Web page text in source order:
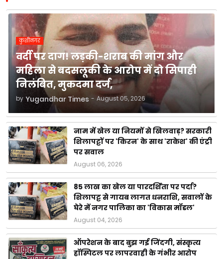
कुशीनगर
वर्दी पर दाग! लड़की-शराब की मांग और
महिला से बदसलूकी के आरोप में दो सिपाही
निलंबित, मुकदमा दर्ज,
by Yugandhar Times - August 05, 2026
नाम में खेल या नियमों से खिलवाड़? सरकारी
शिलापट्टों पर 'किरन' के साथ 'राकेश' की एंट्री
पर सवाल
August 06, 2026
85 लाख का खेल या पारदर्शिता पर पर्दा?
शिलापट्ट से गायब लागत धनराशि, सवालों के
घेरे में नगर पालिका का 'विकास मॉडल'
August 04, 2026
ऑपरेशन के बाद बुझ गई जिंदगी, संस्कृत्य
हॉस्पिटल पर लापरवाही के गंभीर आरोप